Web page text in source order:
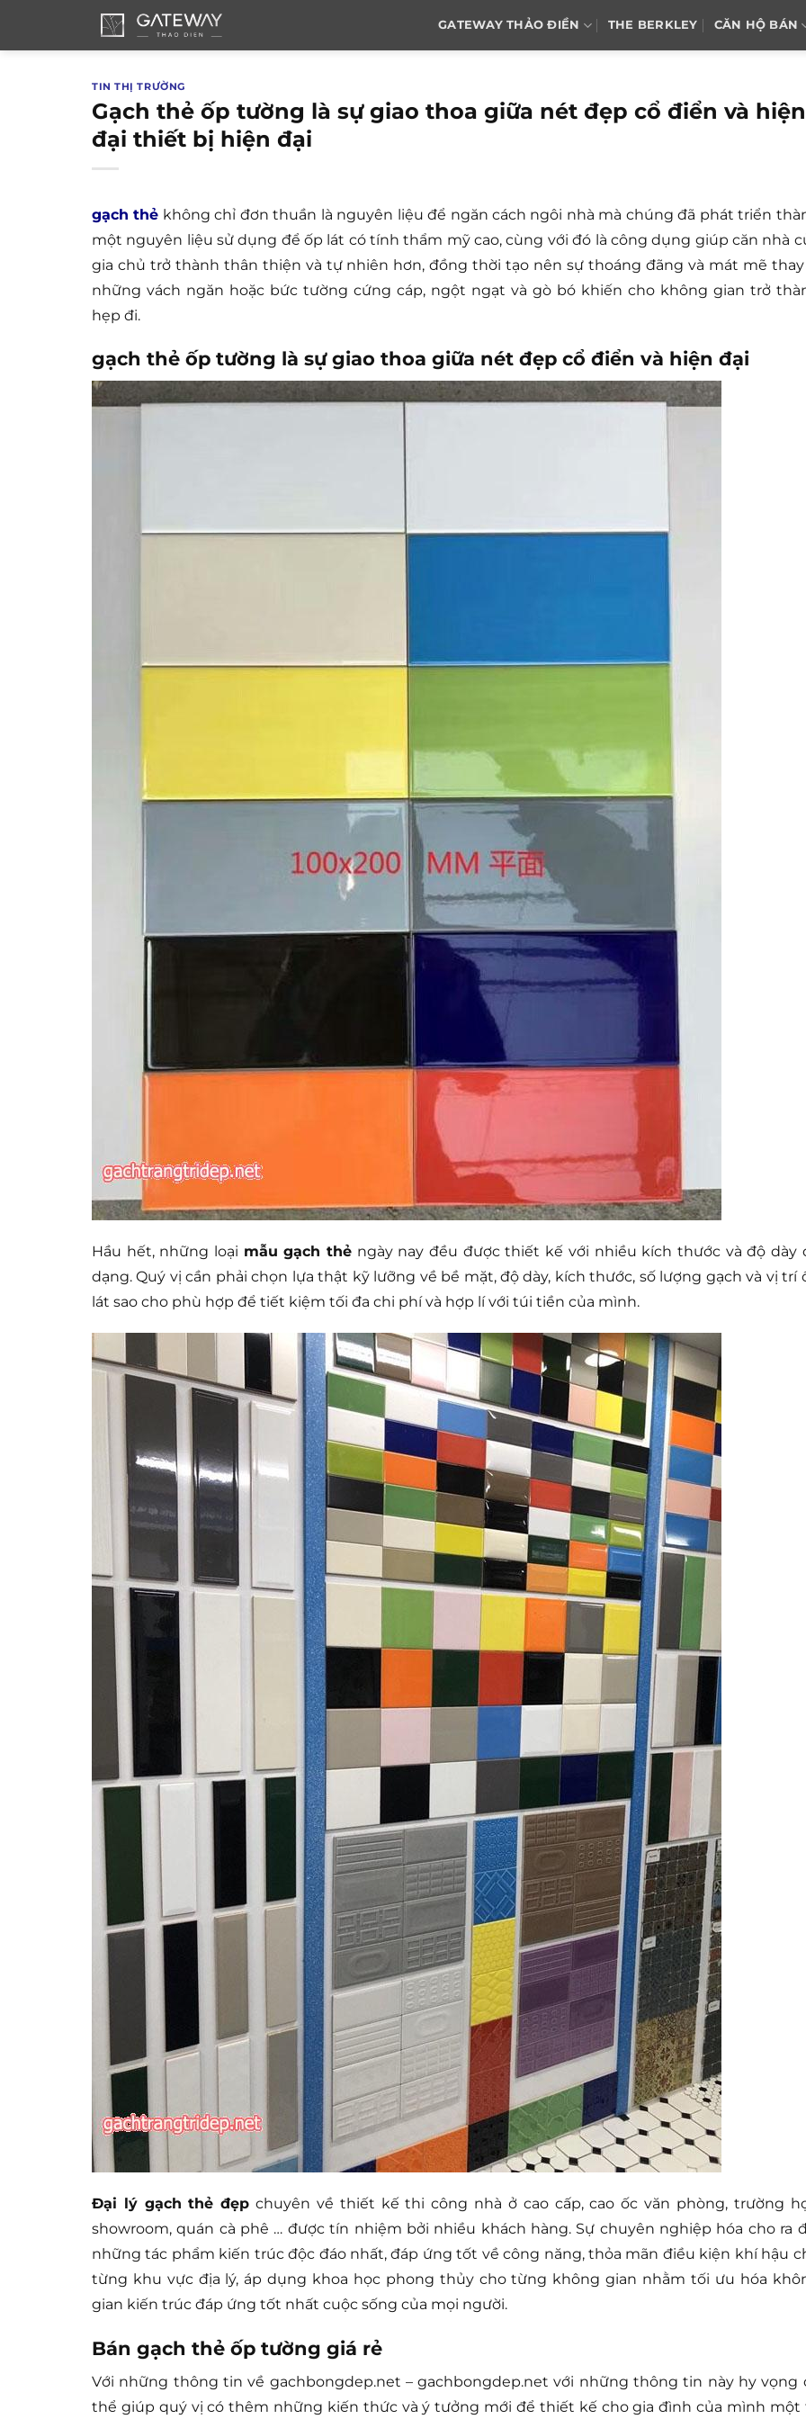
GATEWAY THẢO ĐIỀN THE BERKLEY CĂN HỘ BÁN
TIN THỊ TRƯỜNG
Gạch thẻ ốp tường là sự giao thoa giữa nét đẹp cổ điển và hiện
đại thiết bị hiện đại
gạch thẻ không chỉ đơn thuần là nguyên liệu để ngăn cách ngôi nhà mà chúng đã phát triển
một nguyên liệu sử dụng để ốp lát có tính thẩm mỹ cao, cùng với đó là công dụng giúp căn nhà
gia chủ trở thành thân thiện và tự nhiên hơn, đồng thời tạo nên sự thoáng đãng và mát mẽ thay
những vách ngăn hoặc bức tường cứng cáp, ngột ngạt và gò bó khiến cho không gian trở
hẹp đi.
gạch thẻ ốp tường là sự giao thoa giữa nét đẹp cổ điển và hiện đại
Hầu hết, những loại mẫu gạch thẻ ngày nay đều được thiết kế với nhiều kích thước và độ dày
dạng. Quý vị cần phải chọn lựa thật kỹ lưỡng về bề mặt, độ dày, kích thước, số lượng gạch và vị trí
lát sao cho phù hợp để tiết kiệm tối đa chi phí và hợp lí với túi tiền của mình.
Đại lý gạch thẻ đẹp chuyên về thiết kế thi công nhà ở cao cấp, cao ốc văn phòng, trường
showroom, quán cà phê … được tín nhiệm bởi nhiều khách hàng. Sự chuyên nghiệp hóa cho ra
những tác phẩm kiến trúc độc đáo nhất, đáp ứng tốt về công năng, thỏa mãn điều kiện khí hậu
từng khu vực địa lý, áp dụng khoa học phong thủy cho từng không gian nhằm tối ưu hóa
gian kiến trúc đáp ứng tốt nhất cuộc sống của mọi người.
Bán gạch thẻ ốp tường giá rẻ
Với những thông tin về gachbongdep.net – gachbongdep.net với những thông tin này hy vọng
thể giúp quý vị có thêm những kiến thức và ý tưởng mới để thiết kế cho gia đình của mình một